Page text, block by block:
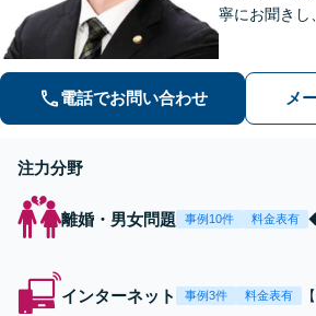
寧にお聞きし
電話でお問い合わせ メ
注力分野
離婚・男女問題 事例10件 料金表有
インターネット 事例3件 料金表有